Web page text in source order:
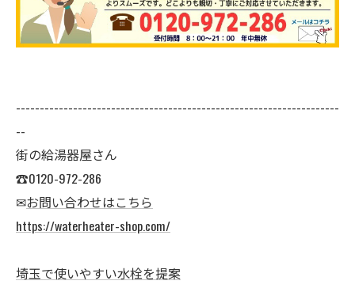
--------------------------------------------------------------------
--
街の給湯器屋さん
☎0120-972-286
✉お問い合わせはこちら
https://waterheater-shop.com/
埼玉で使いやすい水栓を提案